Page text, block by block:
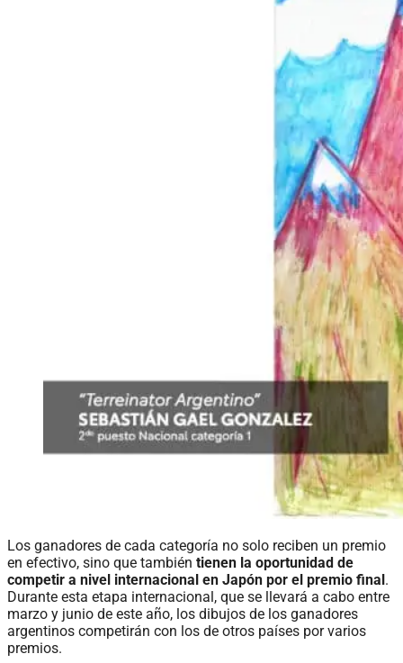
Los ganadores de cada categoría no solo reciben un premio
en efectivo, sino que también tienen la oportunidad de
competir a nivel internacional en Japón por el premio final.
Durante esta etapa internacional, que se llevará a cabo entre
marzo y junio de este año, los dibujos de los ganadores
argentinos competirán con los de otros países por varios
premios.